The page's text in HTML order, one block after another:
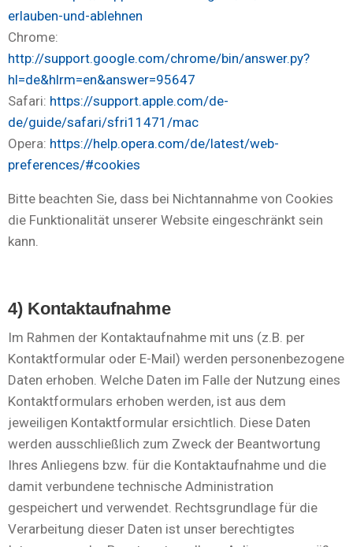
erlauben-und-ablehnen
Chrome:
http://support.google.com/chrome/bin/answer.py?
hl=de&hlrm=en&answer=95647
Safari: https://support.apple.com/de-
de/guide/safari/sfri11471/mac
Opera: https://help.opera.com/de/latest/web-
preferences/#cookies
Bitte beachten Sie, dass bei Nichtannahme von Cookies
die Funktionalität unserer Website eingeschränkt sein
kann.
4) Kontaktaufnahme
Im Rahmen der Kontaktaufnahme mit uns (z.B. per
Kontaktformular oder E-Mail) werden personenbezogene
Daten erhoben. Welche Daten im Falle der Nutzung eines
Kontaktformulars erhoben werden, ist aus dem
jeweiligen Kontaktformular ersichtlich. Diese Daten
werden ausschließlich zum Zweck der Beantwortung
Ihres Anliegens bzw. für die Kontaktaufnahme und die
damit verbundene technische Administration
gespeichert und verwendet. Rechtsgrundlage für die
Verarbeitung dieser Daten ist unser berechtigtes